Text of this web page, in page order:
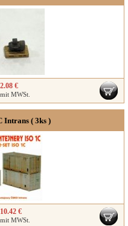
2.08 €
mit MWSt.
Intrans ( 3ks )
10.42 €
mit MWSt.